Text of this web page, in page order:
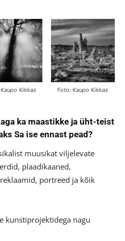
Kikkas Foto: Kaupo Kikkas
ka maastikke ja üht-teist
Sa ise ennast pead?
muusikat viljelevate
plaadikaaned,
portreed ja kõik
kunstiprojektidega nagu